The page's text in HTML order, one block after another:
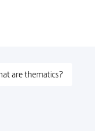
are thematics?